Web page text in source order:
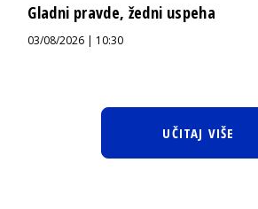
Gladni pravde, žedni uspeha
03/08/2026 | 10:30
UČITAJ VIŠE